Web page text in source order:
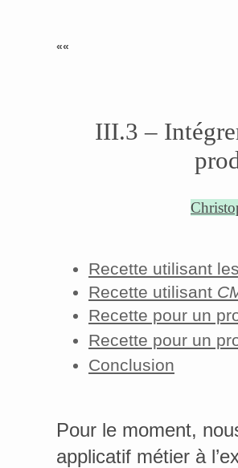
««
III.3 –
Recette utilisant les
Recette utilisant
Recette pour un
Recette pour un
Conclusion
Pour le moment,
applicatif métier à